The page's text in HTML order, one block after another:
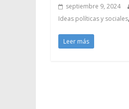
septiembre 9, 2024
Ideas políticas y sociales,
Leer más